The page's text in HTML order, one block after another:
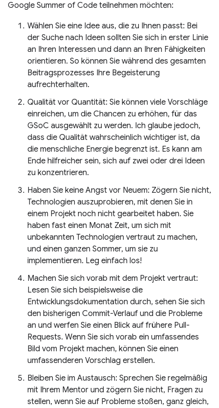
Google Summer of Code teilnehmen möchten:
Wählen Sie eine Idee aus, die zu Ihnen passt: Bei
der Suche nach Ideen sollten Sie sich in erster Linie
an Ihren Interessen und dann an Ihren Fähigkeiten
orientieren. So können Sie während des gesamten
Beitragsprozesses Ihre Begeisterung
aufrechterhalten.
Qualität vor Quantität: Sie können viele Vorschläge
einreichen, um die Chancen zu erhöhen, für das
GSoC ausgewählt zu werden. Ich glaube jedoch,
dass die Qualität wahrscheinlich wichtiger ist, da
die menschliche Energie begrenzt ist. Es kann am
Ende hilfreicher sein, sich auf zwei oder drei Ideen
zu konzentrieren.
Haben Sie keine Angst vor Neuem: Zögern Sie nicht,
Technologien auszuprobieren, mit denen Sie in
einem Projekt noch nicht gearbeitet haben. Sie
haben fast einen Monat Zeit, um sich mit
unbekannten Technologien vertraut zu machen,
und einen ganzen Sommer, um sie zu
implementieren. Leg einfach los!
Machen Sie sich vorab mit dem Projekt vertraut:
Lesen Sie sich beispielsweise die
Entwicklungsdokumentation durch, sehen Sie sich
den bisherigen Commit-Verlauf und die Probleme
an und werfen Sie einen Blick auf frühere Pull-
Requests. Wenn Sie sich vorab ein umfassendes
Bild vom Projekt machen, können Sie einen
umfassenderen Vorschlag erstellen.
Bleiben Sie im Austausch: Sprechen Sie regelmäßig
mit Ihrem Mentor und zögern Sie nicht, Fragen zu
stellen, wenn Sie auf Probleme stoßen, ganz gleich,